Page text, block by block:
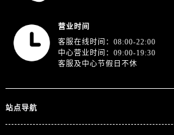
营业时间
客服在线时间：08:00-22:00
中心营业时间：09:00-19:30
客服及中心节假日不休
站点导航